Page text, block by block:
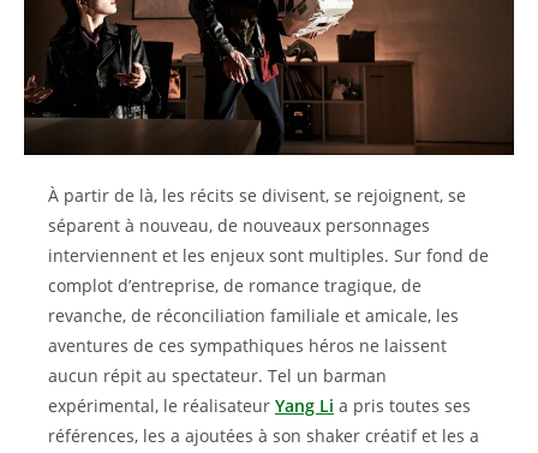
À partir de là, les récits se divisent, se rejoignent, se
séparent à nouveau, de nouveaux personnages
interviennent et les enjeux sont multiples. Sur fond de
complot d’entreprise, de romance tragique, de
revanche, de réconciliation familiale et amicale, les
aventures de ces sympathiques héros ne laissent
aucun répit au spectateur. Tel un barman
expérimental, le réalisateur Yang Li a pris toutes ses
références, les a ajoutées à son shaker créatif et les a